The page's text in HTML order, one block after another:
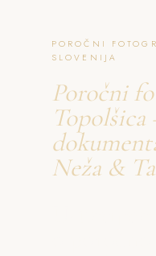
POROČNI
SLOVENIJA
Poročni
Topolšica
Neža &
o